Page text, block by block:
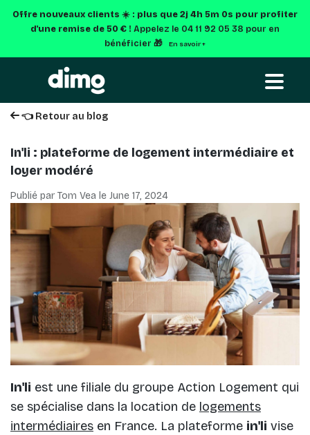
Offre nouveaux clients ☀️ : plus que2j 4h 4m 59spour
profiter d'une remise de 50 € !Appelez le 04 11 92 05 38 pour en
bénéficier 🎁
En savoir +
👈 Retour au blog
In'li : plateforme de logement intermédiaire et
loyer modéré
Publié par Tom Vea le June 17, 2024
In'li est une filiale du groupe Action Logement qui
se spécialise dans la location de logements
intermédiaires en France. La plateforme in'li vise